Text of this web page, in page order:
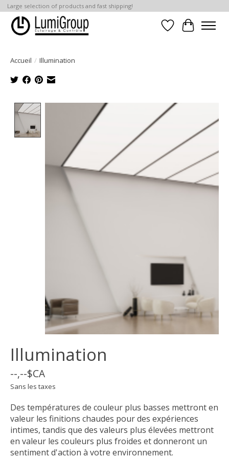
Large selection of products and fast shipping!
Liste dePanier
Accueil / Illumination
Product image slideshow Items
Illumination
--,--$CA
Sans les taxes
Des températures de couleur plus basses mettront en
valeur les finitions chaudes pour des expériences
intimes, tandis que des valeurs plus élevées mettront
en valeur les couleurs plus froides et donneront un
sentiment d'action à votre environnement.